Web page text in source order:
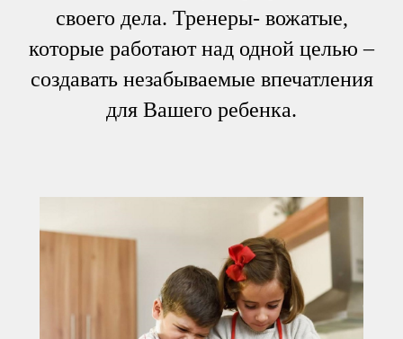
своего дела. Тренеры- вожатые,
которые работают над одной целью –
создавать незабываемые впечатления
для Вашего ребенка.